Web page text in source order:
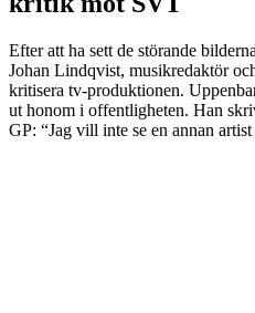
Efter att ha sett de störande
Johan Lindqvist, musikredaktör
kritisera tv-produktionen.
ut honom i offentligheten. Han
GP: “Jag vill inte se en annan